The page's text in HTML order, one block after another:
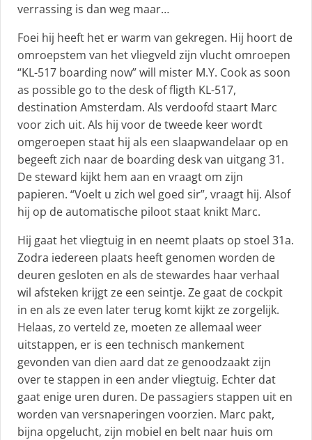
verrassing is dan weg maar…
Foei hij heeft het er warm van gekregen. Hij hoort de
omroepstem van het vliegveld zijn vlucht omroepen
“KL-517 boarding now” will mister M.Y. Cook as soon
as possible go to the desk of fligth KL-517,
destination Amsterdam. Als verdoofd staart Marc
voor zich uit. Als hij voor de tweede keer wordt
omgeroepen staat hij als een slaapwandelaar op en
begeeft zich naar de boarding desk van uitgang 31.
De steward kijkt hem aan en vraagt om zijn
papieren. “Voelt u zich wel goed sir”, vraagt hij. Alsof
hij op de automatische piloot staat knikt Marc.
Hij gaat het vliegtuig in en neemt plaats op stoel 31a.
Zodra iedereen plaats heeft genomen worden de
deuren gesloten en als de stewardes haar verhaal
wil afsteken krijgt ze een seintje. Ze gaat de cockpit
in en als ze even later terug komt kijkt ze zorgelijk.
Helaas, zo verteld ze, moeten ze allemaal weer
uitstappen, er is een technisch mankement
gevonden van dien aard dat ze genoodzaakt zijn
over te stappen in een ander vliegtuig. Echter dat
gaat enige uren duren. De passagiers stappen uit en
worden van versnaperingen voorzien. Marc pakt,
bijna opgelucht, zijn mobiel en belt naar huis om